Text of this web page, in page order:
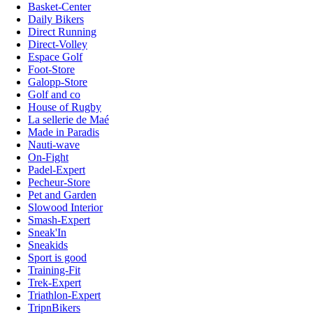
Basket-Center
Daily Bikers
Direct Running
Direct-Volley
Espace Golf
Foot-Store
Galopp-Store
Golf and co
House of Rugby
La sellerie de Maé
Made in Paradis
Nauti-wave
On-Fight
Padel-Expert
Pecheur-Store
Pet and Garden
Slowood Interior
Smash-Expert
Sneak'In
Sneakids
Sport is good
Training-Fit
Trek-Expert
Triathlon-Expert
TripnBikers